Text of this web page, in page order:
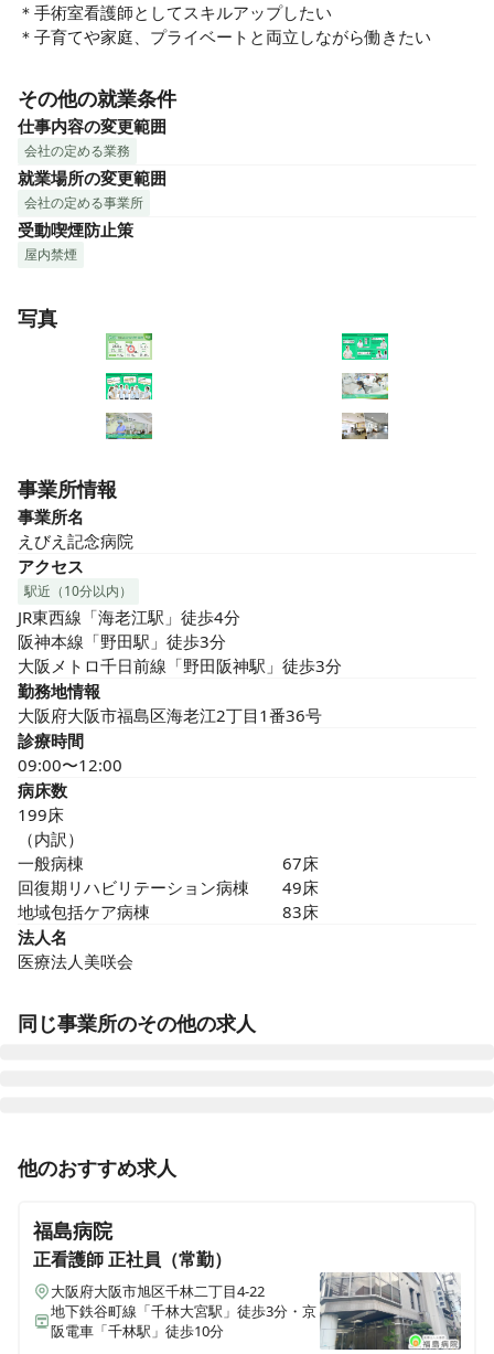
＊手術室看護師としてスキルアップしたい
＊子育てや家庭、プライベートと両立しながら働きたい
その他の就業条件
仕事内容の変更範囲
会社の定める業務
就業場所の変更範囲
会社の定める事業所
受動喫煙防止策
屋内禁煙
写真
事業所情報
事業所名
えびえ記念病院
アクセス
駅近（10分以内）
JR東西線「海老江駅」徒歩4分
阪神本線「野田駅」徒歩3分
大阪メトロ千日前線「野田阪神駅」徒歩3分
勤務地情報
大阪府大阪市福島区海老江2丁目1番36号
診療時間
09:00〜12:00
病床数
199床
（内訳）
一般病棟　　　　　　　　　　　　67床
回復期リハビリテーション病棟　　49床
地域包括ケア病棟　　　　　　　　83床
法人名
医療法人美咲会
同じ事業所のその他の求人
正看護師 正社員（常勤）
【総合外来看護師長候補】駅徒歩3分｜残業月5時間程度
担当
正看護師 正社員（常勤）
【外来・救急外来看護師】駅徒歩3分｜残業月5時間程度
他のおすすめ求人
福島病院
正看護師正社員（常勤）
大阪府大阪市旭区千林二丁目4-22
地下鉄谷町線「千林大宮駅」徒歩3分・京
阪電車「千林駅」徒歩10分